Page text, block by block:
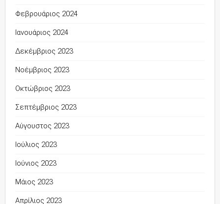
Φεβρουάριος 2024
Ιανουάριος 2024
Δεκέμβριος 2023
Νοέμβριος 2023
Οκτώβριος 2023
Σεπτέμβριος 2023
Αύγουστος 2023
Ιούλιος 2023
Ιούνιος 2023
Μάιος 2023
Απρίλιος 2023